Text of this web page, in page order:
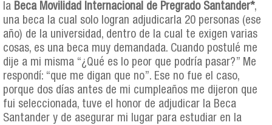
la Beca Movilidad Internacional de Pregrado Santander*,
una beca la cual solo logran adjudicarla 20 personas (ese
año) de la universidad, dentro de la cual te exigen varias
cosas, es una beca muy demandada. Cuando postulé me
dije a mi misma “¿Qué es lo peor que podría pasar?” Me
respondí: “que me digan que no”. Ese no fue el caso,
porque dos días antes de mi cumpleaños me dijeron que
fui seleccionada, tuve el honor de adjudicar la Beca
Santander y de asegurar mi lugar para estudiar en la